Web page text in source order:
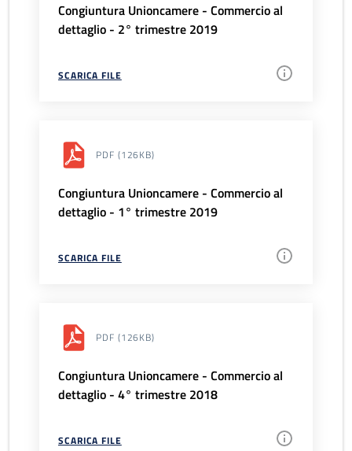
Congiuntura Unioncamere - Commercio al
dettaglio - 2° trimestre 2019
SCARICA FILE
PDF (126KB)
Congiuntura Unioncamere - Commercio al
dettaglio - 1° trimestre 2019
SCARICA FILE
PDF (126KB)
Congiuntura Unioncamere - Commercio al
dettaglio - 4° trimestre 2018
SCARICA FILE